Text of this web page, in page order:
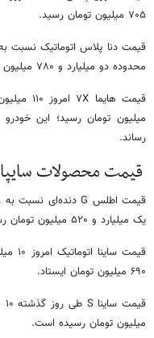
۷۰۵ میلیون تومان رسید.
محدوده دو میلیارد و ۷۸۰ میلیون تومان معامله شد.
میلیون تومان رسید؛ این
رساند.
قیمت محصولات سایپا امروز ۲۸
یک میلیارد و ۵۲۰ میلیون تومان رسید.
۶۹۰ میلیون تومان ایستاد.
میلیون تومان رسیده است.